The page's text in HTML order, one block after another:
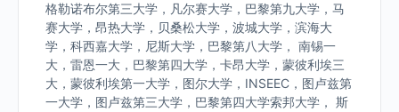
格勒诺布尔第三大学，凡尔赛大学，巴黎第九大学，马
赛大学，昂热大学，贝桑松大学，波城大学，滨海大
学，科西嘉大学，尼斯大学，巴黎第八大学， 南锡一
大，雷恩一大，巴黎第四大学，卡昂大学，蒙彼利埃三
大，蒙彼利埃第一大学，图尔大学，INSEEC，图卢兹第
一大学，图卢兹第三大学，巴黎第四大学索邦大学， 斯